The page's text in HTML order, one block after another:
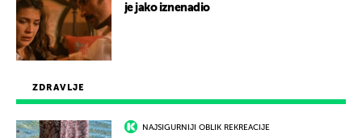
ZDRAVLJE
NAJSIGURNIJI OBLIK REKREACIJE
je jako iznenadio